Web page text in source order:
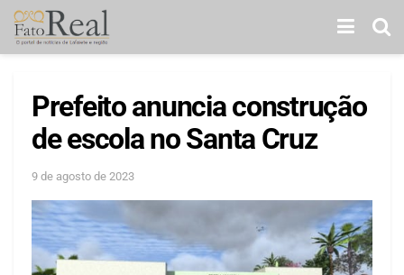
Prefeito anuncia construção
de escola no Santa Cruz
9 de agosto de 2023